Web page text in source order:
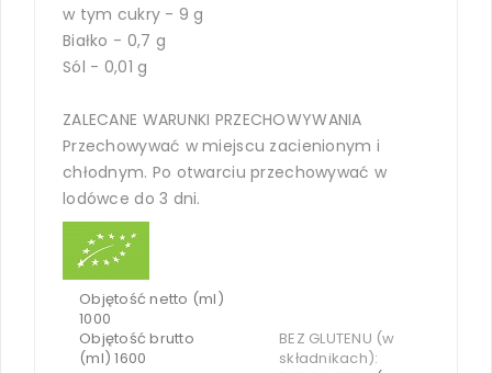
w tym cukry - 9 g
Białko - 0,7 g
Sól - 0,01 g
ZALECANE WARUNKI PRZECHOWYWANIA
Przechowywać w miejscu zacienionym i
chłodnym. Po otwarciu przechowywać w
lodówce do 3 dni.
Objętość netto (ml)
1000
Objętość brutto
(ml) 1600
BEZ GLUTENU (w
składnikach):